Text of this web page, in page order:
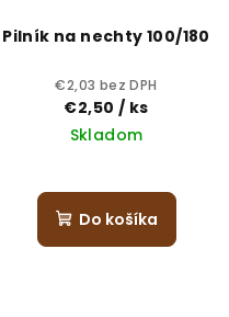
Pilník na nechty 100/180
€2,03 bez DPH
€2,50 / ks
Skladom
Do košíka